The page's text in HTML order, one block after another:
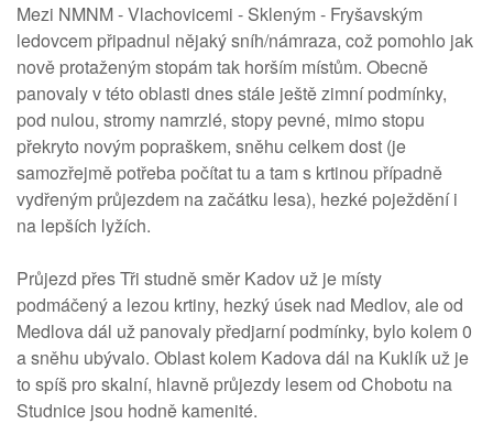
Mezi NMNM - Vlachovicemi - Skleným - Fryšavským
ledovcem připadnul nějaký sníh/námraza, což pomohlo jak
nově protaženým stopám tak horším místům. Obecně
panovaly v této oblasti dnes stále ještě zimní podmínky,
pod nulou, stromy namrzlé, stopy pevné, mimo stopu
překryto novým popraškem, sněhu celkem dost (je
samozřejmě potřeba počítat tu a tam s krtinou případně
vydřeným průjezdem na začátku lesa), hezké poježdění i
na lepších lyžích.
Průjezd přes Tři studně směr Kadov už je místy
podmáčený a lezou krtiny, hezký úsek nad Medlov, ale od
Medlova dál už panovaly předjarní podmínky, bylo kolem 0
a sněhu ubývalo. Oblast kolem Kadova dál na Kuklík už je
to spíš pro skalní, hlavně průjezdy lesem od Chobotu na
Studnice jsou hodně kamenité.